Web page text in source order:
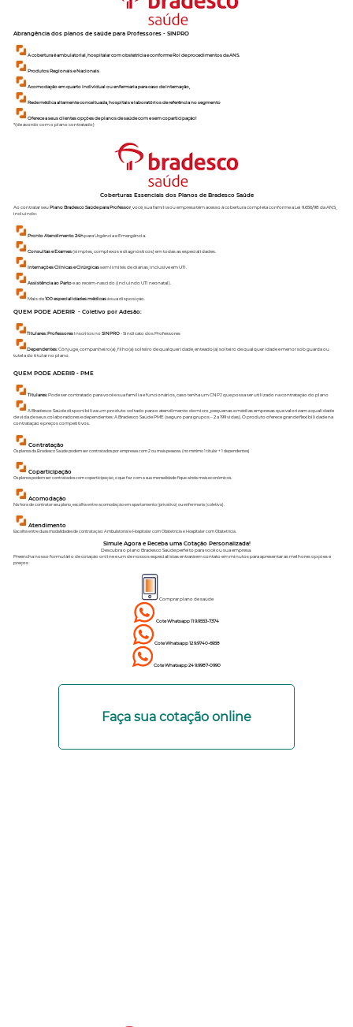
Abrangência dos planos de saúde paraProfessores -SINPRO
A cobertura é ambulatorial, hospitalar com obstetrícia e conforme Rol de procedimentos da ANS.
Produtos Regionais e Nacionais
Acomodação em quarto individual ou enfermaria para caso de internação,
Rede médica altamente conceituada, hospitais e laboratórios de referência no segmento
Oferece a seus clientes opções de planos de saúde com e sem coparticipação!
*(de acordo com o plano contratado)
Coberturas Essenciais dos Planos de Bradesco Saúde
Ao contratar seuPlano Bradesco Saúde para Professor, você, sua família ou empresa têm acesso à cobertura completa conforme a Lei 9.656/98 da ANS,
incluindo:
Pronto Atendimento 24hpara Urgência e Emergência.
Consultas e Exames(simples, complexos e diagnósticos) em todas as especialidades.
Internações Clínicas e Cirúrgicassem limites de diárias, inclusive em UTI.
Assistência ao Partoe ao recém-nascido (incluindo UTI neonatal).
Mais de100 especialidades médicasà sua disposição.
QUEM PODE ADERIR - Coletivo por Adesão:
Titulares: ProfessoresInscritos noSINPRO- Sindicato dos Professores
Dependentes: Cônjuge, companheiro(a), filho(a) solteiro de qualquer idade, enteado(a) solteiro de qualquer idade e menor sob guarda ou
tutela do titular no plano.
QUEM PODE ADERIR - PME
Titulares:Pode ser contratado para você e sua família e funcionários, caso tenha um CNPJ que possa ser utilizado na contratação do plano
A Bradesco Saúde disponibiliza um produto voltado para o atendimento de micro, pequenas e médias empresas que valorizam a qualidade
de vida de seus colaboradores e dependentes: A Bradesco Saúde PME (seguro para grupos – 2 a 199 vidas). O produto oferece grande flexibilidade na
contratação e preços competitivos.
Contratação
Os planos da Bradesco Saúde podem ser contratados por empresas com 2 ou mais pessoas. (no mínimo 1 titular + 1 dependentes)
Coparticipação
Os planos podem ser contratados com coparticipação, o que faz com a sua mensalidade fique ainda mais econômicos.
Acomodação
Na hora de contratar seu plano, escolha entre acomodação em apartamento (privativo) ou enfermaria (coletivo).
Atendimento
Escolha entre duas modalidades de contratação: Ambulatorial e Hospitalar com Obstetrícia e Hospitalar com Obstetrícia.
Simule Agora e Receba uma Cotação Personalizada!
Descubra o plano Bradesco Saúde perfeito para você ou sua empresa.
Preencha nosso formulário de cotação online e um de nossos especialistas entrará em contato em minutos para apresentar as melhores opções e
preços
Comprar plano de saúde
Cote Whatsapp 11 9.9553-7374
Cote Whatsapp 12 9.9740-6958
CoteWhatsapp24 9.9987-0990
Faça sua cotação online